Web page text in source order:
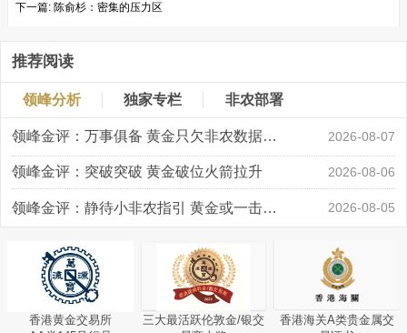
下一篇: 陈俞杉：密集的压力区
推荐阅读
领峰分析 独家专栏 非农部署
领峰金评：万事俱备 黄金只欠非农数据“东风” 2026-08-07
领峰金评：突破突破 黄金破位火箭拉升 2026-08-06
领峰金评：静待小非农指引 黄金或一击破局 2026-08-05
香港黄金交易所
三大最活跃伦敦金/银交
香港海关A类贵金属交